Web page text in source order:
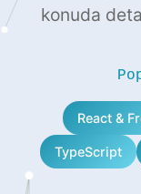
konuda
React &
TypeScript